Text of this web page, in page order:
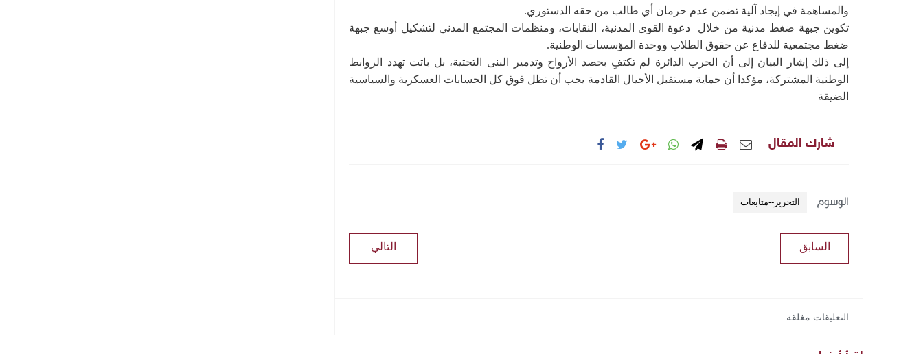
والمساهمة في إيجاد آلية تضمن عدم حرمان أي طالب من حقه الدستوري.
تكوين جبهة ضغط مدنية من خلال دعوة القوى المدنية، النقابات، ومنظمات المجتمع المدني لتشكيل أوسع جبهة
ضغط مجتمعية للدفاع عن حقوق الطلاب ووحدة المؤسسات الوطنية.
إلى ذلك إشار البيان إلى أن الحرب الدائرة لم تكتفِ بحصد الأرواح وتدمير البنى التحتية، بل باتت تهدد الروابط
الوطنية المشتركة، مؤكدا أن حماية مستقبل الأجيال القادمة يجب أن تظل فوق كل الحسابات العسكرية والسياسية
الضيقة
شارك المقال
الوسوم التحرير--متابعات
التالي السابق
التعليقات مغلقة.